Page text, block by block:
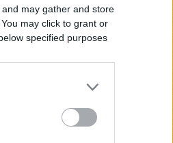
may gather and store
may click to grant or
specified purposes
Baldurs Gate 3
Balogh Mix Stúdió
Balog
Mónika Bánfalvi Eszter
István Barát Attia Barbinek
Superman ellen
Batman v
Beetlejuice
Marcell
Benkő Péter